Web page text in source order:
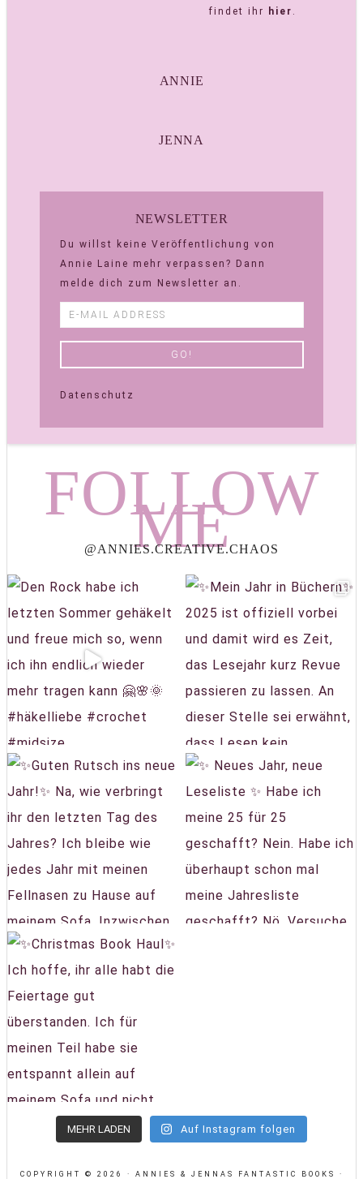
findet ihr
hier .
ANNIE
JENNA
NEWSLETTER
Du willst keine Veröffentlichung von
Annie Laine mehr verpassen? Dann
melde dich zum Newsletter an.
Datenschutz
FOLLOW
ME
@ANNIES.CREATIVE.CHAOS
MEHR LADEN Auf Instagram folgen
COPYRIGHT © 2026 · ANNIES & JENNAS FANTASTIC BOOKS ·